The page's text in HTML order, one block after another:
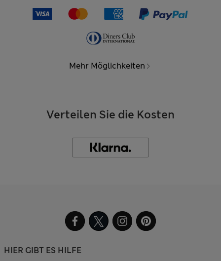
Mehr Möglichkeiten
Verteilen Sie die Kosten
HIER GIBT ES HILFE